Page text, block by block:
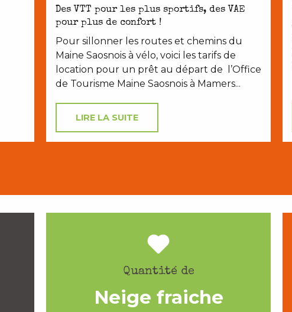
Des VTT pour les plus sportifs, des VAE
pour plus de confort !
Pour sillonner les routes et chemins du
Maine Saosnois à vélo, voici les tarifs de
location pour un prêt au départ de l’Office
de Tourisme Maine Saosnois à Mamers...
LIRE LA SUITE
Quantité de
Neige fraiche